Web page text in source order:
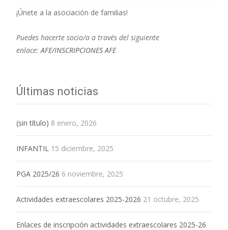
¡Únete a la asociación de familias!
Puedes hacerte socio/a a través del siguiente
enlace:AFE/INSCRIPCIONES AFE
Últimas noticias
(sin título) 8 enero, 2026
INFANTIL 15 diciembre, 2025
PGA 2025/26 6 noviembre, 2025
Actividades extraescolares 2025-2026 21 octubre, 2025
Enlaces de inscripción actividades extraescolares 2025-26